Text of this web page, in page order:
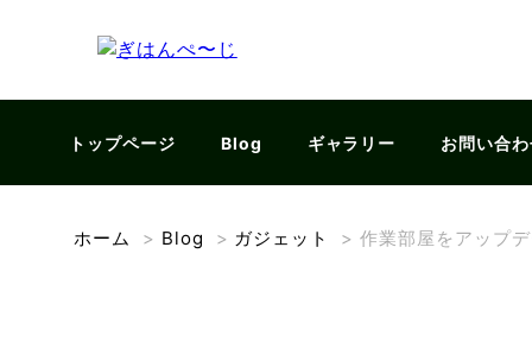
トップページ Blog ギャラリー お問い合
ホーム > Blog > ガジェット >作業部屋をアップデ